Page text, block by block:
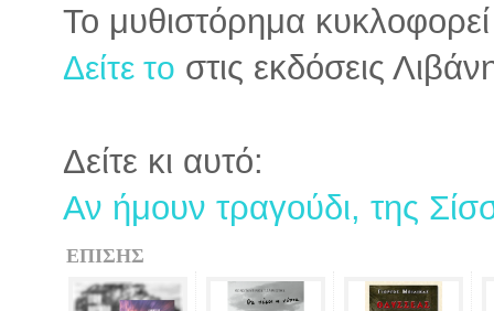
Το μυθιστόρημα
Δείτε το στις εκδόσεις
Δείτε κι αυτό:
Αν ήμουν τραγούδι, της
ΕΠΙΣΗΣ